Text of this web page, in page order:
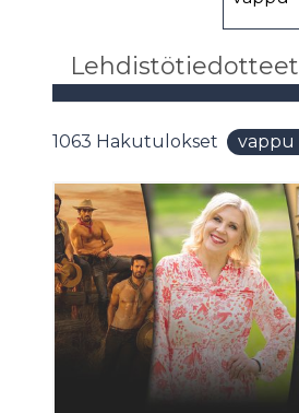
Lehdistötiedotteet
1063 Hakutulokset vappu